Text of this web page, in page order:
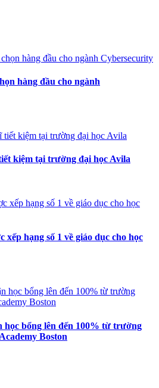
hàng đầu cho ngành
kiệm tại trường đại học Avila
xếp hạng số 1 về giáo dục cho học
học bổng lên đến 100% từ trường
Boston